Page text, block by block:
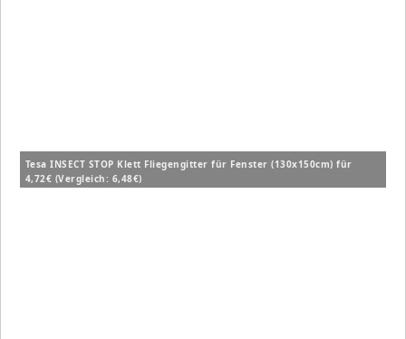
Tesa INSECT STOP Klett Fliegengitter für Fenster (130x150cm) für
4,72€ (Vergleich: 6,48€)